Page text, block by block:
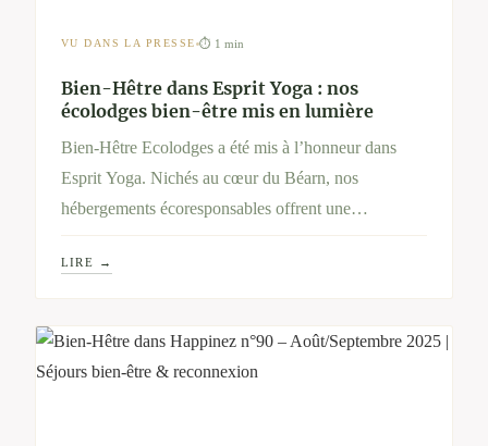
VU DANS LA PRESSE ⏱ 1 min
Bien-Hêtre dans Esprit Yoga : nos
écolodges bien-être mis en lumière
Bien-Hêtre Ecolodges a été mis à l’honneur dans
Esprit Yoga. Nichés au cœur du Béarn, nos
hébergements écoresponsables offrent une
parenthèse de sérénité avec soins holistiques, jacuzzi
privatif et immersion nature pour un séjour bien-être
unique.
LIRE →